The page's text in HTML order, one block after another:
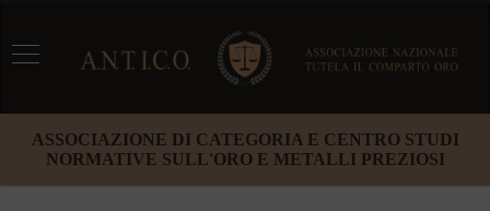
ASSOCIAZIONE DI CATEGORIA E CENTRO STUDI
NORMATIVE SULL'ORO E METALLI PREZIOSI